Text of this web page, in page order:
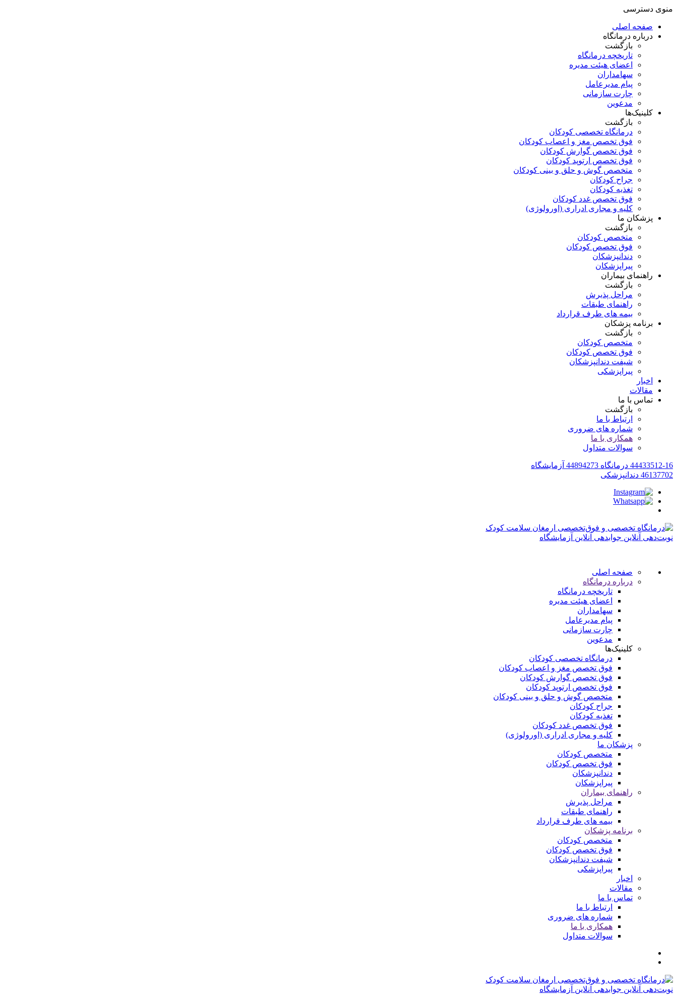
منوی دسترسی
صفحه اصلی
درباره درمانگاه
بازگشت
تاریخچه درمانگاه
اعضای هیئت مدیره
سهامداران
پیام مدیرعامل
چارت سازمانی
مدعوین
کلینیک‌ها
بازگشت
درمانگاه تخصصی کودکان
فوق تخصص مغز و اعصاب کودکان
فوق تخصص گوارش کودکان
فوق تخصص ارتوپد کودکان
متخصص گوش و حلق و بینی کودکان
جراح کودکان
تغذیه کودکان
فوق تخصص غدد کودکان
کلیه و مجاری ادراری (اورولوژی)
پزشکان ما
بازگشت
متخصص کودکان
فوق تخصص کودکان
دندانپزشکان
پیراپزشکان
راهنمای بیماران
بازگشت
مراحل پذیرش
راهنمای طبقات
بیمه های طرف قرارداد
برنامه پزشکان
بازگشت
متخصص کودکان
فوق تخصص کودکان
شیفت دندانپزشکان
پیراپزشکی
اخبار
مقالات
تماس با ما
بازگشت
ارتباط با ما
شماره های ضروری
همکاری با ما
سوالات متداول
44433512-16 درمانگاه 44894273 آزمایشگاه
46137702 دندانپزشکی
نوبت‌دهی آنلاین جوابدهی آنلاین آزمایشگاه
صفحه اصلی
درباره درمانگاه
تاریخچه درمانگاه
اعضای هیئت مدیره
سهامداران
پیام مدیرعامل
چارت سازمانی
مدعوین
کلینیک‌ها
درمانگاه تخصصی کودکان
فوق تخصص مغز و اعصاب کودکان
فوق تخصص گوارش کودکان
فوق تخصص ارتوپد کودکان
متخصص گوش و حلق و بینی کودکان
جراح کودکان
تغذیه کودکان
فوق تخصص غدد کودکان
کلیه و مجاری ادراری (اورولوژی)
پزشکان ما
متخصص کودکان
فوق تخصص کودکان
دندانپزشکان
پیراپزشکان
راهنمای بیماران
مراحل پذیرش
راهنمای طبقات
بیمه های طرف قرارداد
برنامه پزشکان
متخصص کودکان
فوق تخصص کودکان
شیفت دندانپزشکان
پیراپزشکی
اخبار
مقالات
تماس با ما
ارتباط با ما
شماره های ضروری
همکاری با ما
سوالات متداول
نوبت‌دهی آنلاین جوابدهی آنلاین آزمایشگاه